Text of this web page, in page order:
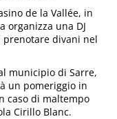
de la Vallée, in
organizza una DJ
prenotare divani nel
municipio di Sarre,
un pomeriggio in
caso di maltempo
Cirillo Blanc.